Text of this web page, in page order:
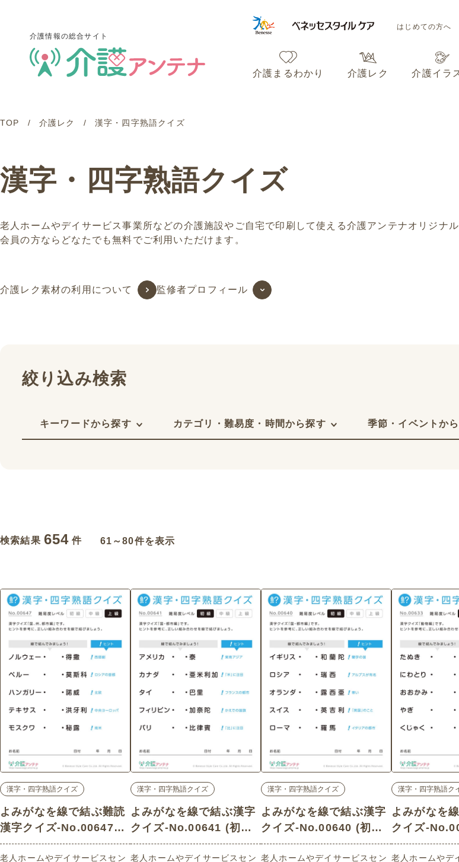
介護情報の総合サイト
はじめての方へ
介護まるわかり 介護レク 介護イラ
介護情報の総合サイト
TOP 介護レク 漢字・四字熟語クイズ
漢字・四字熟語クイズ
老人ホームやデイサービス事業所などの介護施設やご自宅で印刷して使える介護アンテナオリジナ
会員の方ならどなたでも無料でご利用いただけます。
介護レク素材の利用について 監修者プロフィール
絞り込み検索
キーワードから探す カテゴリ・難易度・時間から探す 季節・イベントか
検索結果 654 件 61～80件を表示
漢字・四字熟語クイズ
よみがなを線で結ぶ難読
漢字クイズ-No.00647
(上級/漢字・四字熟語ク
老人ホームやデイサービスセン
漢字・四字熟語クイズ
よみがなを線で結ぶ漢字
クイズ-No.00641 (初級/
漢字・四字熟語クイズの
老人ホームやデイサービスセン
漢字・四字熟語クイズ
よみがなを線で結ぶ漢字
クイズ-No.00640 (初級/
漢字・四字熟語クイズの
老人ホームやデイサービスセン
漢字・四字熟語ク
よみがなを
クイズ-
漢字・四字
老人ホームやデ